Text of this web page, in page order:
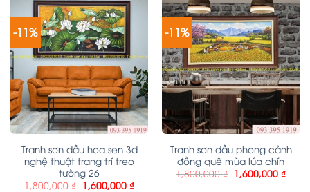
-11%
Tranh sơn dầu hoa sen 3d
nghệ thuật trang trí treo
tường 26
1,800,000₫ 1,600,000 ₫
-11%
Tranh sơn dầu phong cảnh
đồng quê mùa lúa chín
1,800,000₫ 1,600,000 ₫